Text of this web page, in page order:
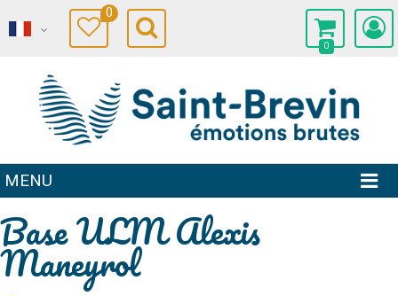
0
0
MENU
Base ULM Alexis
Maneyrol